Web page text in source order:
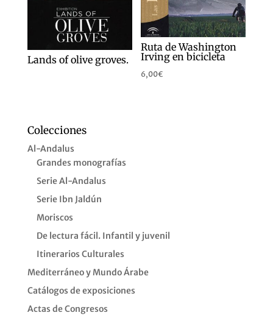
Lands of olive groves.
Ruta de Washington
Irving en bicicleta
6,00€
Colecciones
Al-Andalus
Grandes monografías
Serie Al-Andalus
Serie Ibn Jaldún
Moriscos
De lectura fácil. Infantil y juvenil
Itinerarios Culturales
Mediterráneo y Mundo Árabe
Catálogos de exposiciones
Actas de Congresos